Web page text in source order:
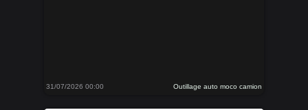
31/07/2026 00:00 Outillage auto moco camion